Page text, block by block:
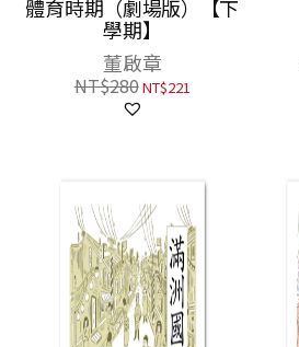
體育時期（劇場版）【下
學期】
董啟章
NT$280NT$221